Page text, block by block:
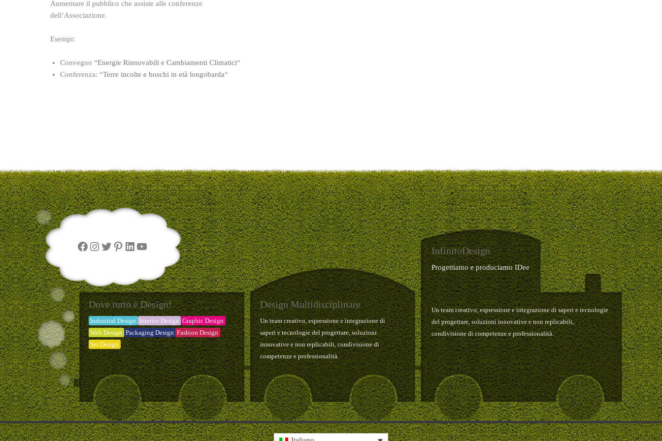
Aumentare il pubblico che assiste alle conferenze
dell’Associazione.
Esempi:
Convegno “Energie Rinnovabili e Cambiamenti Climatici“
Conferenza: “Terre incolte e boschi in età longobarda“
Dove tutto è Design!
Industrial Design Interior Design Graphic Design
Web Design Packaging Design Fashion Design
Set Design
Design Multidisciplinare
Un team creativo, espressione e integrazione di
saperi e tecnologie del progettare, soluzioni
innovative e non replicabili, condivisione di
competenze e professionalità.
InfinitoDesign
Progettiamo e produciamo IDee
Un team creativo, espressione e integrazione di saperi e tecnologie
del progettare, soluzioni innovative e non replicabili,
condivisione di competenze e professionalità.
Facebook
Instagram
Twitter
Pinterest
LinkedIn
YouTube